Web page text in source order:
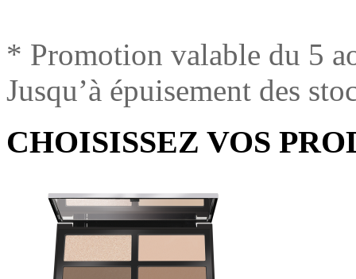
* Promotion valable du 5
Jusqu’à épuisement des
CHOISISSEZ VOS